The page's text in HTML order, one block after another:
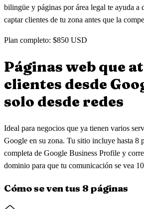
bilingüe y páginas por área legal te ayuda a
captar clientes de tu zona antes que la
Plan completo: $850 USD
Páginas web que
clientes desde
solo desde redes
Ideal para negocios que ya tienen varios
Google en su zona. Tu sitio incluye hasta 8
completa de Google Business Profile y
dominio para que tu comunicación se vea
Cómo se ven tus 8 páginas